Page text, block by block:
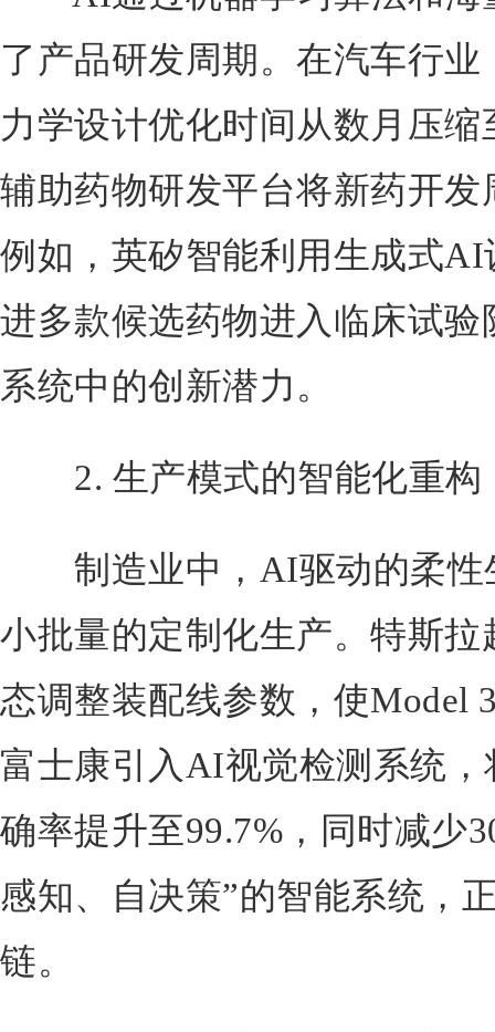
了产品研发周期。在汽车行
力学设计优化时间从数月压
辅助药物研发平台将新药开
例如，英矽智能利用生成式
进多款候选药物进入临床试
系统中的创新潜力。
2. 生产模式的智能化重构
制造业中，AI驱动的柔性
小批量的定制化生产。特斯
态调整装配线参数，使Model
富士康引入AI视觉检测系统
确率提升至99.7%，同时减少
感知、自决策”的智能系统，
链。